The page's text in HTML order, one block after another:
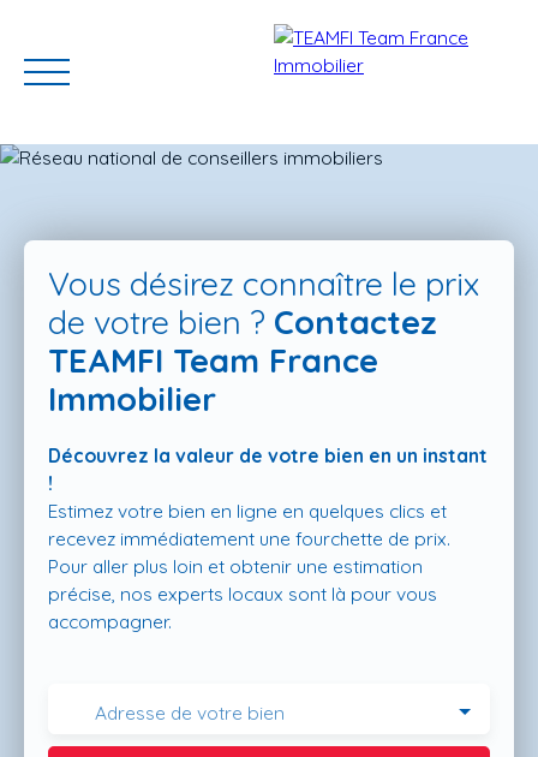
ACCUEIL ACHETER GERER VOTRE BIEN
Vous désirez connaître le prix
de votre bien ? Contactez
TEAMFI Team France
Immobilier
Découvrez la valeur de votre bien en un instant
!
Estimez votre bien en ligne en quelques clics et
recevez immédiatement une fourchette de prix.
Pour aller plus loin et obtenir une estimation
précise, nos experts locaux sont là pour vous
accompagner.
Adresse de votre bien